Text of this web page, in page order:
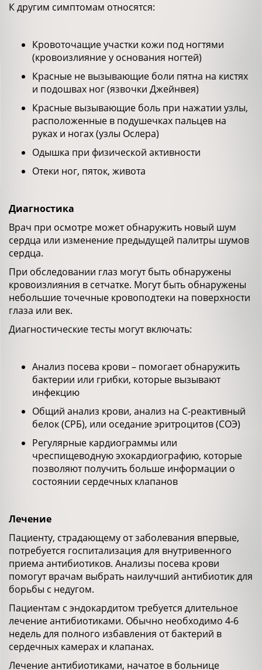
К другим симптомам относятся:
Кровоточащие участки кожи под ногтями
(кровоизлияние у основания ногтей)
Красные не вызывающие боли пятна на кистях
и подошвах ног (язвочки Джейнвея)
Красные вызывающие боль при нажатии узлы,
расположенные в подушечках пальцев на
руках и ногах (узлы Ослера)
Одышка при физической активности
Отеки ног, пяток, живота
Диагностика
Врач при осмотре может обнаружить новый шум
сердца или изменение предыдущей палитры шумов
сердца.
При обследовании глаз могут быть обнаружены
кровоизлияния в сетчатке. Могут быть обнаружены
небольшие точечные кровоподтеки на поверхности
глаза или век.
Диагностические тесты могут включать:
Анализ посева крови – помогает обнаружить
бактерии или грибки, которые вызывают
инфекцию
Общий анализ крови, анализ на С-реактивный
белок (СРБ), или оседание эритроцитов (СОЭ)
Регулярные кардиограммы или
чреспищеводную эхокардиографию, которые
позволяют получить больше информации о
состоянии сердечных клапанов
Лечение
Пациенту, страдающему от заболевания впервые,
потребуется госпитализация для внутривенного
приема антибиотиков. Анализы посева крови
помогут врачам выбрать наилучший антибиотик для
борьбы с недугом.
Пациентам с эндокардитом требуется длительное
лечение антибиотиками. Обычно необходимо 4-6
недель для полного избавления от бактерий в
сердечных камерах и клапанах.
Лечение антибиотиками, начатое в больнице